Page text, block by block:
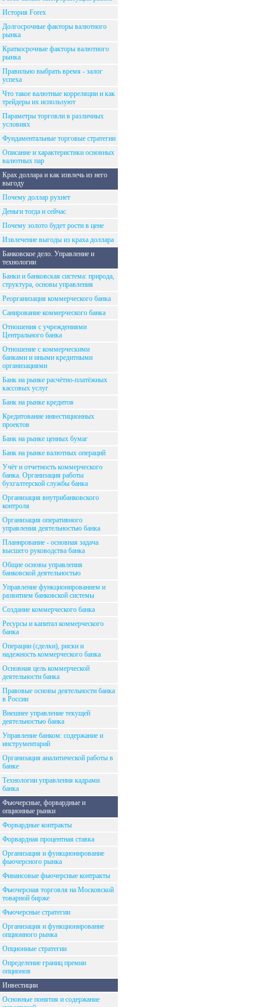
История Forex
Долгосрочные факторы валютного
рынка
Краткосрочные факторы валютного
рынка
Правильно выбрать время - залог
успеха
Что такое валютные корреляции и как
трейдеры их используют
Параметры торговли в различных
условиях
Фундаментальные торговые стратегии
Описание и характеристики основных
валютных пар
Крах доллара и как извлечь из него
выгоду
Почему доллар рухнет
Деньги тогда и сейчас
Почему золото будет рости в цене
Извлечение выгоды из краха доллара
Банковское дело. Управление и
технологии
Банки и банковская система: природа,
структура, основы управления
Реорганизация коммерческого банка
Санирование коммерческого банка
Отношения с учреждениями
Центрального банка
Отношение с коммерческими
банками и иными кредитными
организациями
Банк на рынке расчётно-платёжных
кассовых услуг
Банк на рынке кредитов
Кредитование инвестиционных
проектов
Банк на рынке ценных бумаг
Банк на рынке валютных операций
Учёт и отчетность коммерческого
банка. Организация работы
бухгалтерской службы банка
Организация внутрибанковского
контроля
Организация оперативного
управления деятельностью банка
Планирование - основная задача
высшего руководства банка
Общие основы управления
банковской деятельностью
Управление функционированием и
развитием банковской системы
Создание коммерческого банка
Ресурсы и капитал коммерческого
банка
Операции (сделки), риски и
надежность коммерческого банка
Основная цель коммерческой
деятельности банка
Правовые основы деятельности банка
в России
Внешнее управление текущей
деятельностью банка
Управление банком: содержание и
инструментарий
Организация аналитической работы в
банке
Технологии управления кадрами
банка
Фьючерсные, форвардные и
опционные рынки
Форвардные контракты
Форвардная процентная ставка
Организация и функционирование
фьючерсного рынка
Финансовые фьючерсные контракты
Фьючерсная торговля на Московской
товарной бирже
Фьючерсные стратегии
Организация и функционирование
опционного рынка
Опционные стратегии
Определение границ премии
опционов
Инвестиции
Основные понятия и содержание